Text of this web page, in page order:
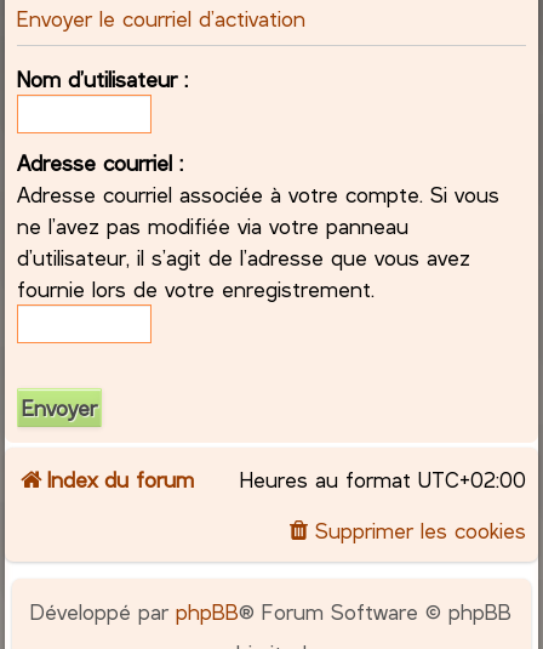
c
Envoyer le courriel d’activation
Nom d’utilisateur :
Adresse courriel :
Adresse courriel associée à votre compte. Si vous
ne l’avez pas modifiée via votre panneau
d’utilisateur, il s’agit de l’adresse que vous avez
fournie lors de votre enregistrement.
Index du forum Heures au format UTC+02:00
Supprimer les cookies
Développé parphpBB® Forum Software © phpBB